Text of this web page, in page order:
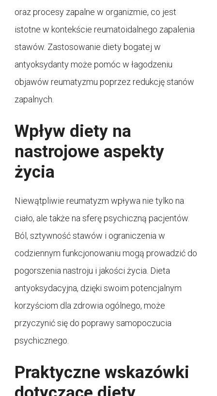
oraz procesy zapalne w organizmie, co jest
istotne w kontekście reumatoidalnego zapalenia
stawów. Zastosowanie diety bogatej w
antyoksydanty może pomóc w łagodzeniu
objawów reumatyzmu poprzez redukcję stanów
zapalnych.
Wpływ diety na
nastrojowe aspekty
życia
Niewątpliwie reumatyzm wpływa nie tylko na
ciało, ale także na sferę psychiczną pacjentów.
Ból, sztywność stawów i ograniczenia w
codziennym funkcjonowaniu mogą prowadzić do
pogorszenia nastroju i jakości życia. Dieta
antyoksydacyjna, dzięki swoim potencjalnym
korzyściom dla zdrowia ogólnego, może
przyczynić się do poprawy samopoczucia
psychicznego.
Praktyczne wskazówki